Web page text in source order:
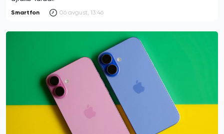
Smartfon 06 avgust, 13:46